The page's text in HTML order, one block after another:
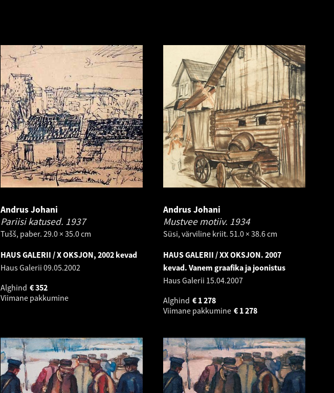
Andrus Johani
Pariisi katused. 1937
Tušš, paber. 29.0 × 35.0 cm
HAUS GALERII / X OKSJON, 2002 kevad
Haus Galerii 09.05.2002
Alghind
352
€
Viimane pakkumine
Andrus Johani
Mustvee motiiv. 1934
Süsi, värviline kriit. 51.0 × 38.6 cm
HAUS GALERII / XX OKSJON. 2007
kevad. Vanem graafika ja joonistus
Haus Galerii 15.04.2007
Alghind
1 278
€
Viimane pakkumine
1 278
€